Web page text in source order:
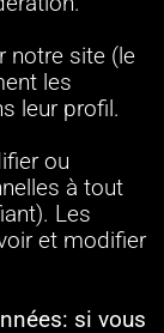
notre site (le
les
leur profil.
ou
à tout
Les
et modifier
si vous